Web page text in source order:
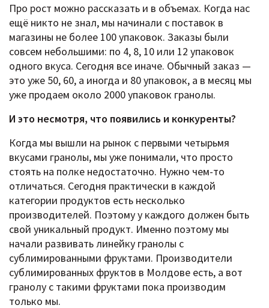
Про рост можно рассказать и в объемах. Когда нас
ещё никто не знал, мы начинали с поставок в
магазины не более 100 упаковок. Заказы были
совсем небольшими: по 4, 8, 10 или 12 упаковок
одного вкуса. Сегодня все иначе. Обычный заказ —
это уже 50, 60, а иногда и 80 упаковок, а в месяц мы
уже продаем около 2000 упаковок гранолы.
И это несмотря, что появились и конкуренты?
Когда мы вышли на рынок с первыми четырьмя
вкусами гранолы, мы уже понимали, что просто
стоять на полке недостаточно. Нужно чем-то
отличаться. Сегодня практически в каждой
категории продуктов есть несколько
производителей. Поэтому у каждого должен быть
свой уникальный продукт. Именно поэтому мы
начали развивать линейку гранолы с
сублимированными фруктами. Производители
сублимированных фруктов в Молдове есть, а вот
гранолу с такими фруктами пока производим
только мы.